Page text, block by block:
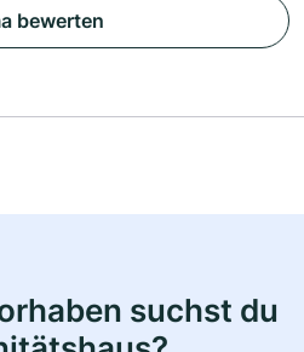
bewerten
suchst du